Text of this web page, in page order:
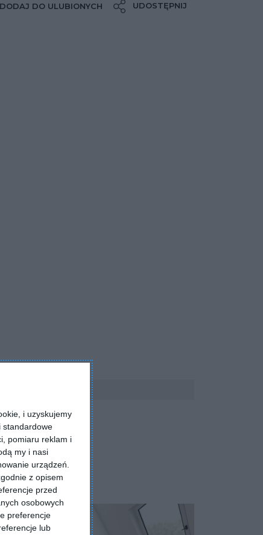
i uzyskujemy
standardowe
pomiaru reklam i
my i nasi
urządzeń.
z opisem
przed
osobowych
preferencje
lub
DODAJ DO ULUBIONYCH UDOSTĘPNIJ